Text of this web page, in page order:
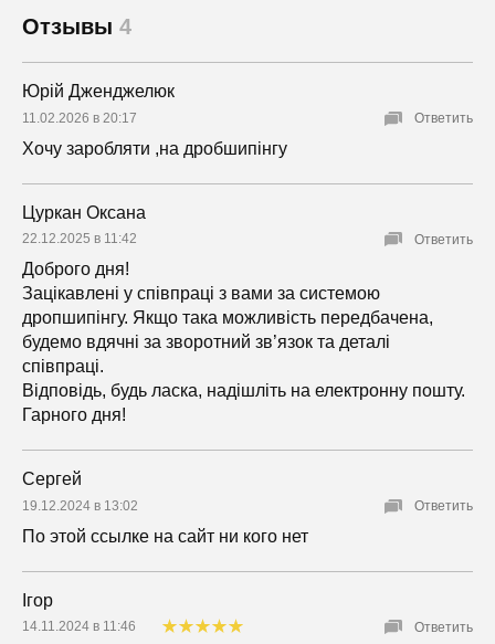
Отзывы 4
Юрій Дженджелюк
11.02.2026 в 20:17
Хочу заробляти ,на дробшипінгу
Ответить
Цуркан Оксана
22.12.2025 в 11:42
Доброго дня!
Зацікавлені у співпраці з вами за системою
дропшипінгу. Якщо така можливість передбачена,
будемо вдячні за зворотний зв’язок та деталі
співпраці.
Відповідь, будь ласка, надішліть на електронну пошту.
Гарного дня!
Ответить
Сергей
19.12.2024 в 13:02
По этой ссылке на сайт ни кого нет
Ответить
Ігор
14.11.2024 в 11:46 Ответить